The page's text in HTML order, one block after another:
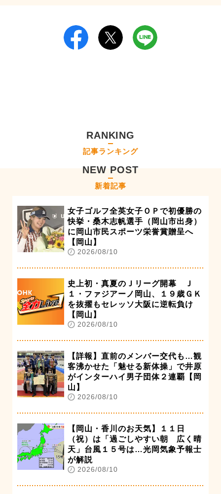
RANKING
記事ランキング
NEW POST
新着記事
女子ゴルフ全英女子ＯＰで初優勝の
快挙・桑木志帆選手（岡山市出身）
に岡山市民スポーツ栄誉賞贈呈へ
【岡山】
2026/08/10
史上初・真夏のＪリーグ開幕 Ｊ
１・ファジアーノ岡山、１９歳ＧＫ
を抜擢もセレッソ大阪に逆転負け
【岡山】
2026/08/10
【詳報】直前のメンバー交代も…観
客沸かせた「魅せる新体操」で井原
がインターハイ男子団体２連覇【岡
山】
2026/08/10
【岡山・香川のお天気】１１日
（祝）は「過ごしやすい朝 広く晴
天」台風１５号は…光岡気象予報士
が解説
2026/08/10